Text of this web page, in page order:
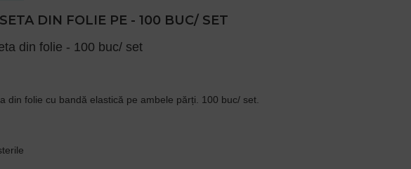
DIN FOLIE PE - 100 BUC/ SET
din folie - 100 buc/ set
din folie cu bandă elastică pe ambele părți. 100 buc/ set.